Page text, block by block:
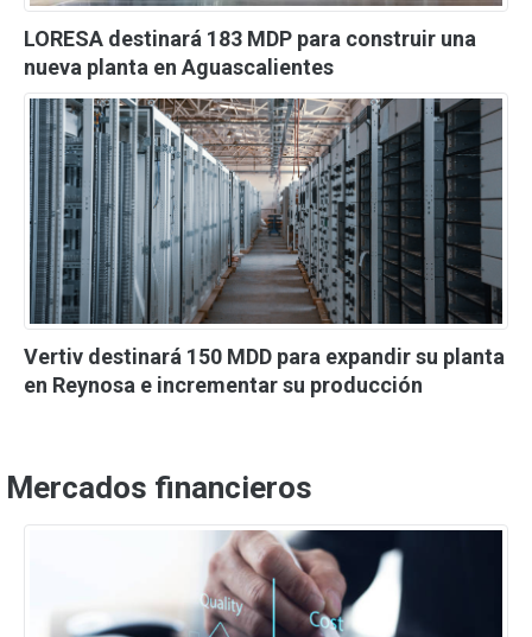
LORESA destinará 183 MDP para construir una
nueva planta en Aguascalientes
Vertiv destinará 150 MDD para expandir su planta
en Reynosa e incrementar su producción
Mercados financieros